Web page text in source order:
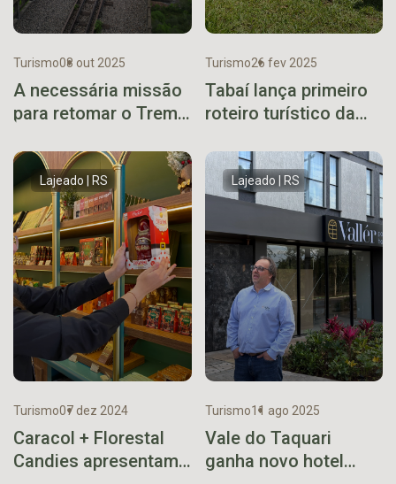
Turismo08 out 2025
A necessária missão
para retomar o Trem
Turismo26 fev 2025
Tabaí lança primeiro
roteiro turístico da
Lajeado | RS
Turismo07 dez 2024
Caracol + Florestal
Candies apresentam
Lajeado | RS
Turismo11 ago 2025
Vale do Taquari
ganha novo hotel